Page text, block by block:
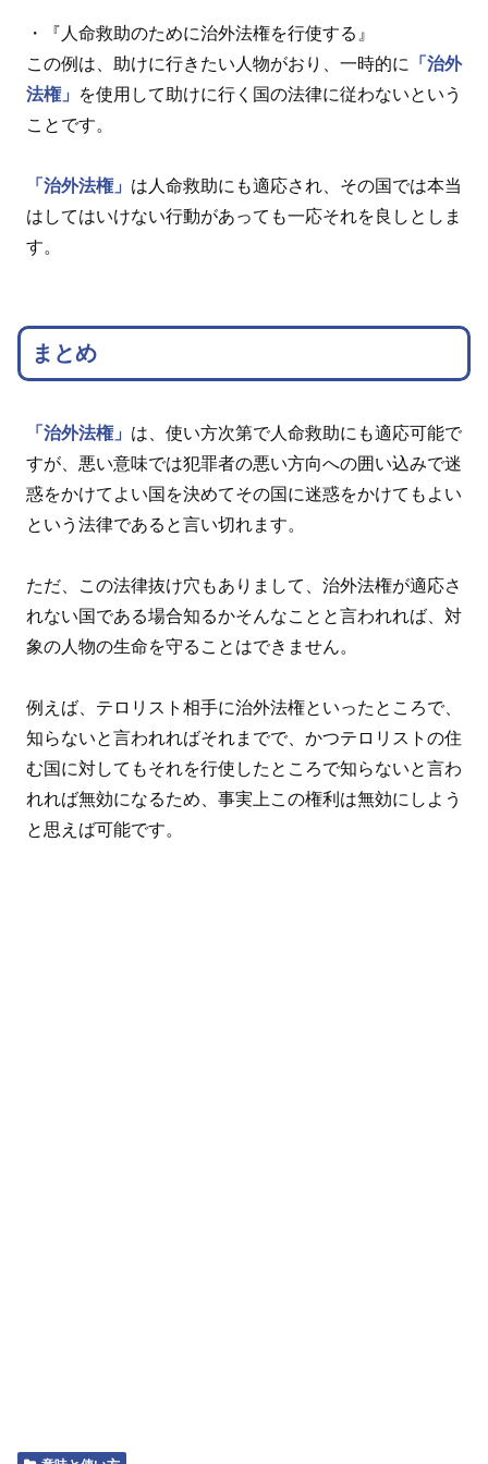
・『人命救助のために治外法権を行使する』
この例は、助けに行きたい人物がおり、一時的に
「治外
法権」
を使用して助けに行く国の法律に従わないという
ことです。
「治外法権」 は人命救助にも適応され、その国では本当
はしてはいけない行動があっても一応それを良しとしま
す。
まとめ
「治外法権」 は、使い方次第で人命救助にも適応可能で
すが、悪い意味では犯罪者の悪い方向への囲い込みで迷
惑をかけてよい国を決めてその国に迷惑をかけてもよい
という法律であると言い切れます。
ただ、この法律抜け穴もありまして、治外法権が適応さ
れない国である場合知るかそんなことと言われれば、対
象の人物の生命を守ることはできません。
例えば、テロリスト相手に治外法権といったところで、
知らないと言われればそれまでで、かつテロリストの住
む国に対してもそれを行使したところで知らないと言わ
れれば無効になるため、事実上この権利は無効にしよう
と思えば可能です。